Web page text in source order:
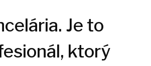
Je to
ktorý